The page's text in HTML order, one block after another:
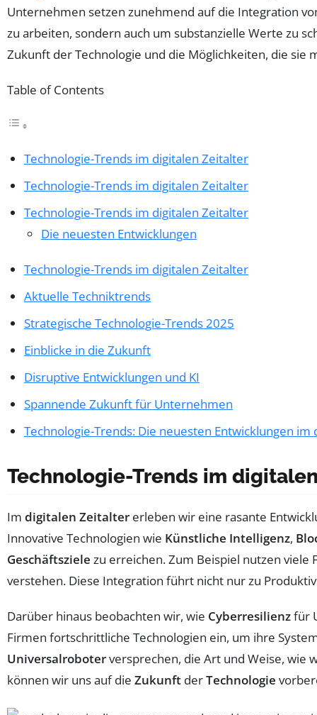
Unternehmen setzen zunehmend auf die Integration
zu arbeiten, sondern auch um substanzielle Werte zu
Zukunft der Technologie und die Möglichkeiten, die sie
Table of Contents
Technologie-Trends im digitalen Zeitalter
Technologie-Trends im digitalen Zeitalter
Technologie-Trends im digitalen Zeitalter
Die neuesten Entwicklungen
Technologie-Trends im digitalen Zeitalter
Aktuelle Techniktrends
Strategische Technologie-Trends 2025
Einblicke in die Zukunft
Disruptive Entwicklungen und KI
Spannende Zukunft für Unternehmen
Technologie-Trends: Die neuesten Entwicklungen
Technologie-Trends im
Im digitalen Zeitalter erleben wir eine rasante
Innovative Technologien wie Künstliche Intelligenz,
Geschäftsziele zu erreichen. Zum Beispiel nutzen viele
verstehen. Diese Integration führt nicht nur zu
Darüber hinaus beobachten wir, wie Cyberresilienzfür
Firmen fortschrittliche Technologien ein, um ihre
Universalroboterversprechen, die Art und Weise, wie
können wir uns auf die Zukunft derTechnologie